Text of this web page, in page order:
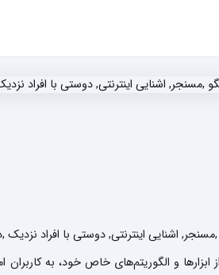
اشنایی اینترنتی, دوستی با افراد نزدیک
و الگوریتم‌های خاص خود، به کاربران